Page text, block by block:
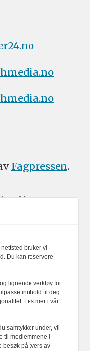
Fagpressen.
Varsom-
vår.
det fulle
med eller
bruker vi
Du kan reservere
lignende verktøy for
innhold til deg
Les mer i vår
samtykker under, vil
til medlemmene i
besøk på tvers av